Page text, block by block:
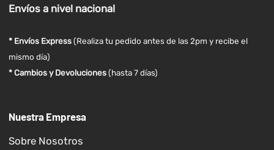
Envíosa nivel nacional
* Envíos Express(Realiza tu pedido antes de las 2pm y recibe el
mismo día)
* Cambios y Devoluciones (hasta 7 días)
Nuestra Empresa
Sobre Nosotros